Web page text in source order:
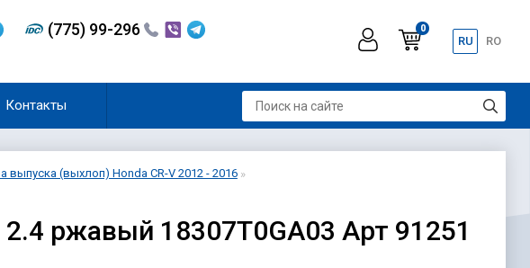
(775) 99-296
0
RU RO
Контакты
выпуска (выхлоп) Honda CR-V 2012 - 2016
2.4 ржавый 18307T0GA03 Арт 91251